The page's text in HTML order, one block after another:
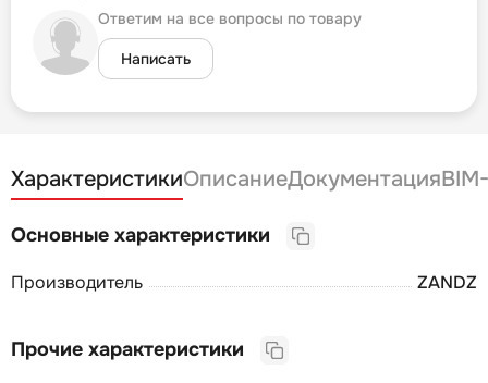
Ответим на все вопросы по товару
Написать
ХарактеристикиОписаниеДокументация
Основные характеристики
Производитель ZANDZ
Прочие характеристики